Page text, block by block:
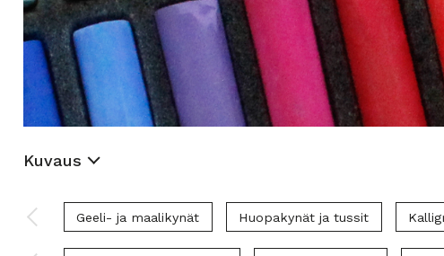
Kuvaus
Geeli- ja maalikynät Huopakynät ja tussit